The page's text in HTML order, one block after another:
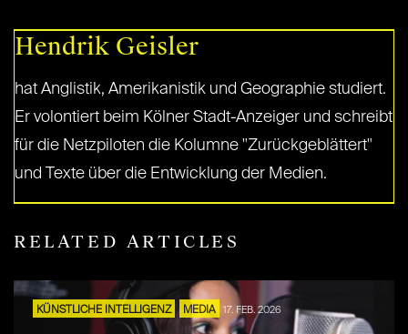
Hendrik Geisler
hat Anglistik, Amerikanistik und Geographie studiert.
Er volontiert beim Kölner Stadt-Anzeiger und schreibt
für die Netzpiloten die Kolumne "Zurückgeblättert"
und Texte über die Entwicklung der Medien.
RELATED ARTICLES
KÜNSTLICHE INTELLIGENZ MEDIA 17. FEB. 2026